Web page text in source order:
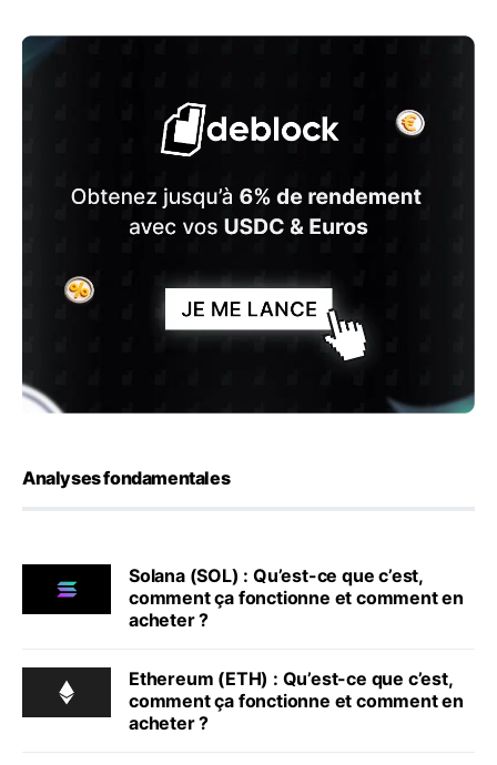
Analyses fondamentales
Solana (SOL) : Qu’est-ce que c’est,
comment ça fonctionne et comment en
acheter ?
Ethereum (ETH) : Qu’est-ce que c’est,
comment ça fonctionne et comment en
acheter ?